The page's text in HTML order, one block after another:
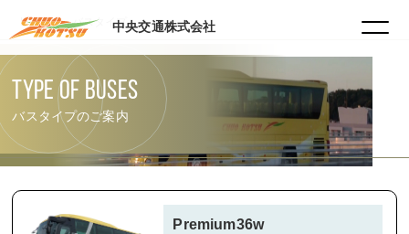
中央交通株式会社
HOME バスタイプ
バスタイプのご案内
TYPE OF BUSES
Premium36w